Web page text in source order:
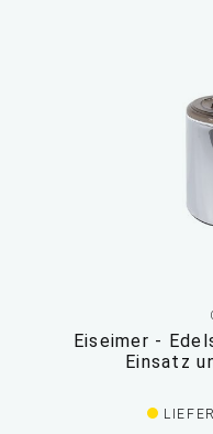
Eiseimer -
Einsatz